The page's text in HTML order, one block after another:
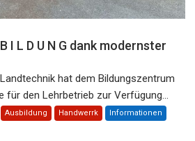
I L D U N G dank modernster
hat dem Bildungszentrum
für den Lehrbetrieb zur Verfügung...
Ausbildung Handwerrk Informationen